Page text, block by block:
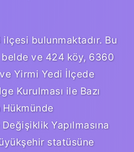
bulunmaktadır. Bu
belde ve 424 köy, 6360
Yirmi Yedi İlçede
Kurulması ile Bazı
Hükmünde
Yapılmasına
statüsüne